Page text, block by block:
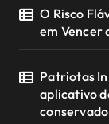
O Risco
em Vencer
Patriotas
aplicativo